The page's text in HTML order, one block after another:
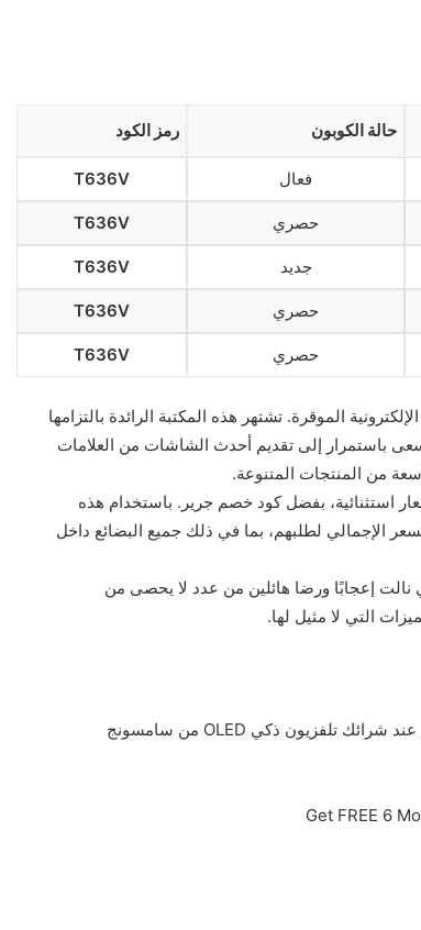
حالة الكوبون رمز الكود
فعال T636V
حصري T636V
جديد T636V
حصري T636V
حصري T636V
الموقرة. تشتهر هذه المكتبة الرائدة بالتزامها
باستمرار إلى تقديم أحدث الشاشات من العلامات
من المنتجات المتنوعة.
استثنائية، بفضل كود خصم جرير. باستخدام هذه
الحصول على خصم ملحوظ بنسبة 10% من السعر الإجمالي لطلبهم، بما في ذلك جميع البضائع داخل
نالت إعجابًا ورضا هائلين من عدد لا يحصى من
التي لا مثيل لها.
Get FREE 6